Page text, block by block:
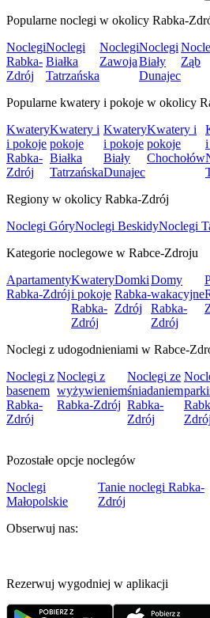
Popularne noclegi w okolicy Rabka-
Noclegi
Rabka-
Zdrój
Noclegi
Białka
Tatrzańska
Noclegi
Zawoja
Noclegi
Biały
Dunajec
Ząb
Popularne kwatery i pokoje w okolicy
Kwatery
i pokoje
Rabka-
Zdrój
Kwatery i
pokoje
Białka
Tatrzańska
Kwatery
i pokoje
Biały
Dunajec
Kwatery i
pokoje
Chochołów
i
Regiony w okolicy Rabka-Zdrój
Noclegi GóryNoclegi BeskidyNoclegi
Kategorie noclegowe w Rabce-Zdroju
Apartamenty
Rabka-Zdrój
Kwatery
i pokoje
Rabka-
Zdrój
Domki
Rabka-
Zdrój
Domy
wakacyjne
Rabka-
Zdrój
Noclegi z udogodnieniami w Rabce-
Noclegi z
basenem
Rabka-
Zdrój
Noclegi z
wyżywieniem
Rabka-Zdrój
Noclegi ze
śniadaniem
Rabka-
Zdrój
Zdrój
Pozostałe opcje noclegów
Noclegi
Małopolskie
Tanie noclegi Rabka-
Zdrój
Obserwuj nas:
Rezerwuj wygodniej w aplikacji